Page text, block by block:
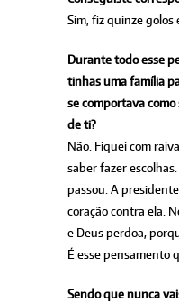
Sim, fiz quinze golos
Durante todo esse
tinhas uma família
se comportava
de ti?
Não. Fiquei com
saber fazer
passou. A
coração contra ela.
e Deus perdoa,
É esse pensamento
Sendo que nunca